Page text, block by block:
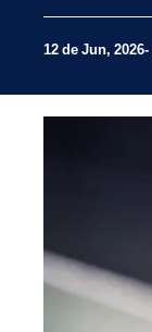
12 de Jun, 2026